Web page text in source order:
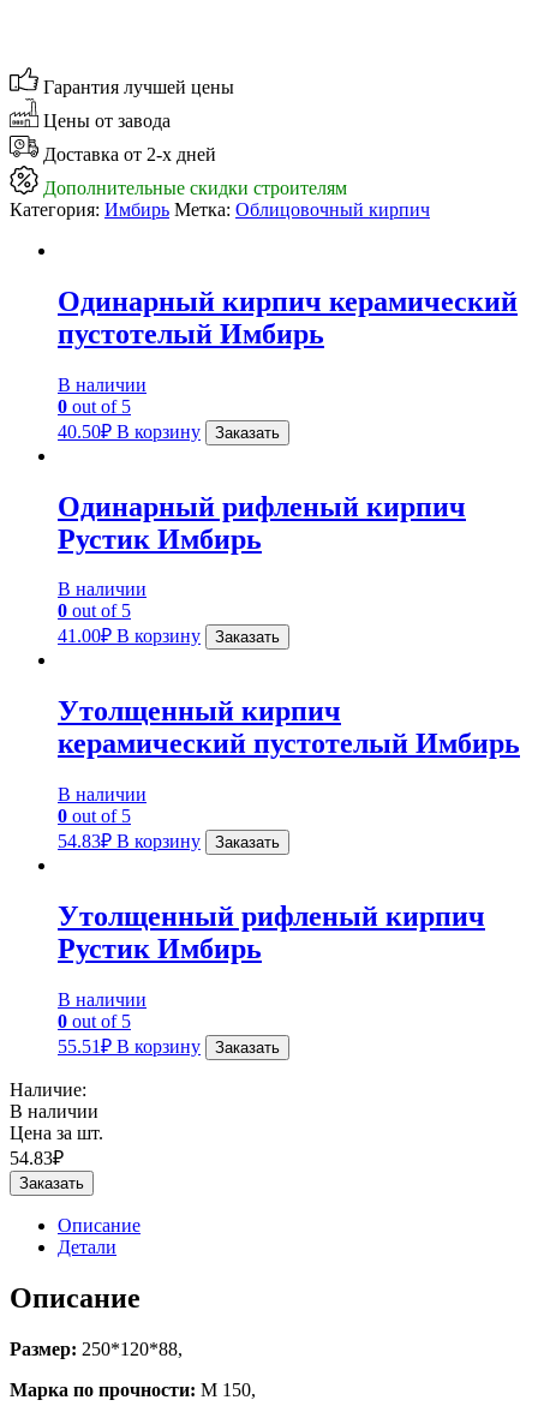
Гарантия лучшей цены
Цены от завода
Доставка от 2-х дней
Дополнительные скидки строителям
Категория: Имбирь Метка: Облицовочный кирпич
Одинарный кирпич керамический
пустотелый Имбирь
В наличии
0 out of 5
40.50₽ В корзину Заказать
Одинарный рифленый кирпич
Рустик Имбирь
В наличии
0 out of 5
41.00₽ В корзину Заказать
Утолщенный кирпич
керамический пустотелый Имбирь
В наличии
0 out of 5
54.83₽ В корзину Заказать
Утолщенный рифленый кирпич
Рустик Имбирь
В наличии
0 out of 5
55.51₽ В корзину Заказать
Наличие:
В наличии
Цена за шт.
54.83₽
Заказать
Описание
Детали
Описание
Размер: 250*120*88,
Марка по прочности: М 150,